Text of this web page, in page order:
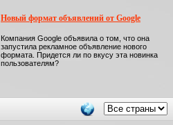
Новый формат объявлений от Google
Компания Google объявила о том, что она
запустила рекламное объявление нового
формата. Придется ли по вкусу эта новинка
пользователям?